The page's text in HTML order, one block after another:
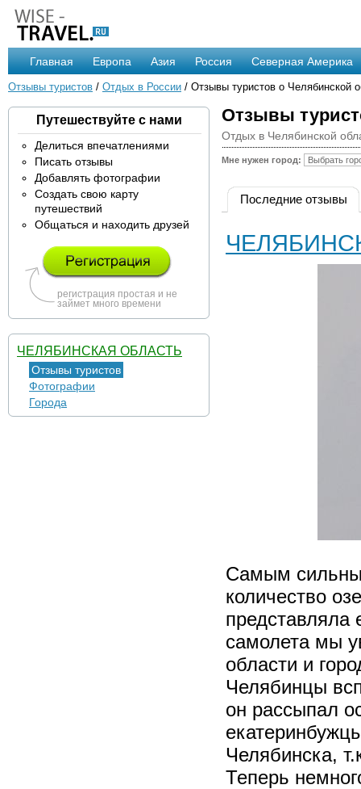
Главная Европа Азия Россия Северная Америка
Отзывы туристов / Отдых в России / Отзывы туристов о Челябинской
Путешествуйте с нами
Делиться впечатлениями
Писать отзывы
Добавлять фотографии
Создать свою карту
путешествий
Общаться и находить друзей
регистрация простая и не
займет много времени
ЧЕЛЯБИНСКАЯ ОБЛАСТЬ
Отзывы туристов
Фотографии
Города
Отзывы
Отдых в Челябинской
Мне нужен город:
Последние отзывы
Самым
количество
представляла
самолета мы
области и
Челябинцы
он рассыпал
Челябинска,
Теперь